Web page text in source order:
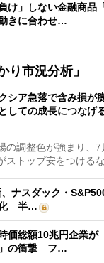
け」しない金融商品
きに合わせ…
り市況分析」
クシア急落で含み損
しての成長につな
調整色が強まり、7
ストップ安をつける
、ナスダック・
化 半…
価総額10兆円企業が
」の衝撃 フ…